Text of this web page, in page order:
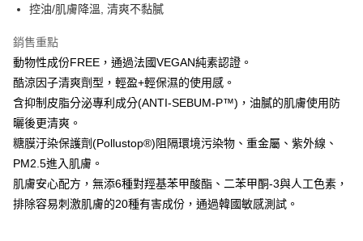
Apple Pay
街口支付
悠遊付
Google Pay
【關於「AFTEE先享後付」】
AFTEE先享後付是「在收到商品之後才付款」的支付方式。 讓您購物簡單
便利好安心！
即享券
控油/肌膚降溫, 清爽不黏膩
銷售重點
動物性成份FREE，通過法國VEGAN純素認證。
酷涼因子清爽劑型，輕盈+輕保濕的使用感。
含抑制皮脂分泌專利成分(ANTI-SEBUM-P™)，油膩的肌膚使用防
曬後更清爽。
糖膜汙染保護劑(Pollustop®)阻隔環境污染物、重金屬、紫外線、
PM2.5進入肌膚。
肌膚安心配方，無添6種對羥基苯甲酸酯、二苯甲酮-3與人工色素，
排除容易刺激肌膚的20種有害成份，通過韓國敏感測試。